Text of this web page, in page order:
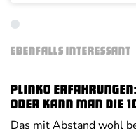
EBENFALLS INTERESSANT
Plinko
oder kann man die
Das mit Abstand wohl